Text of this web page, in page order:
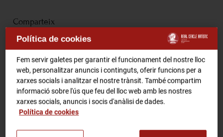
RCA Radio
RCA TV
RCA TEATRE
Gastronomic Experience 360º
Entrades Esdeveniments
Comparteix
Programa
Somebody To Love
Bohemian Rhapsody
Crazy Little Thing Called Love
Política de cookies
Fem servir galetes per garantir el funcionament del nostre lloc
web, personalitzar anuncis i continguts, oferir funcions per a
xarxes socials i analitzar el nostre trànsit. També compartim
informació sobre l'ús que feu del lloc web amb les nostres
xarxes socials, anuncis i socis d'anàlisi de dades.
Política de cookies